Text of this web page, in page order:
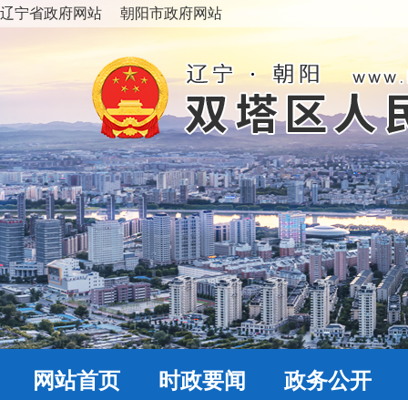
辽宁省政府网站 朝阳市政府网站
网站首页 时政要闻 政务公开